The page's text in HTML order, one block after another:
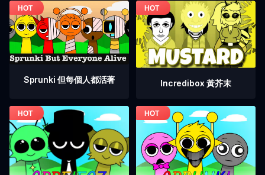
Sprunki 但每個人都活著 Incredibox 黃芥末